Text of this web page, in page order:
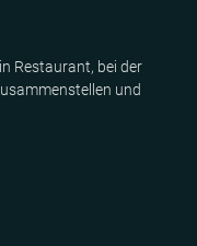
Restaurant, bei der
und